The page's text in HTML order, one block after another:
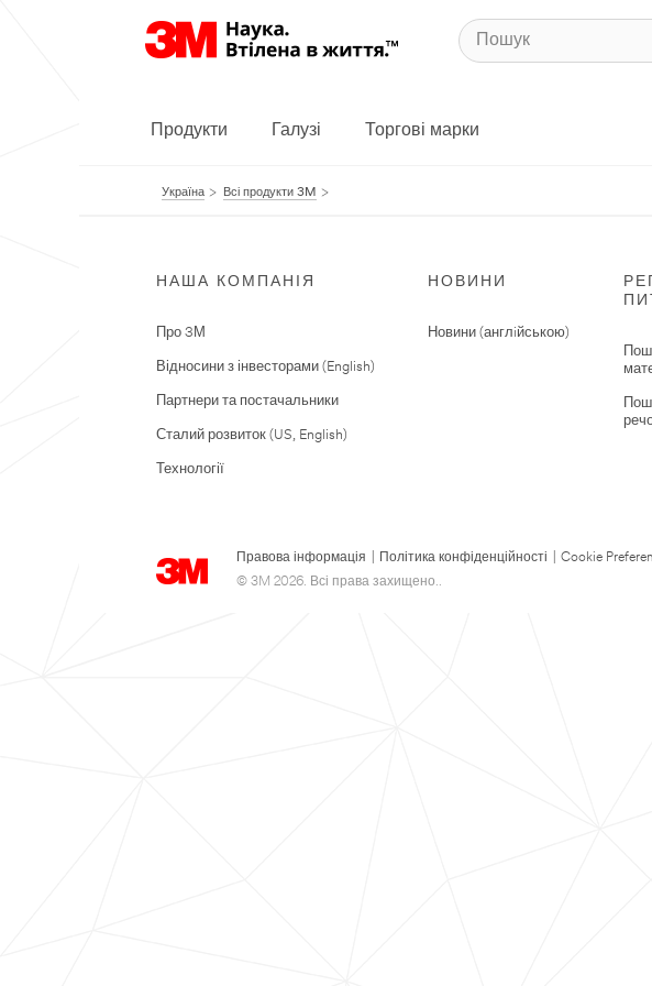
Продукти Галузі Торгові марки
Україна Всі продукти 3M
НАША КОМПАНІЯ
Про 3М
Відносини з інвесторами (English)
Партнери та постачальники
Сталий розвиток (US, English)
Технології
НОВИНИ
Новини (англiйською)
Правова інформація Політика конфіденційності
Cookie
© 3M 2026. Всі права захищено..